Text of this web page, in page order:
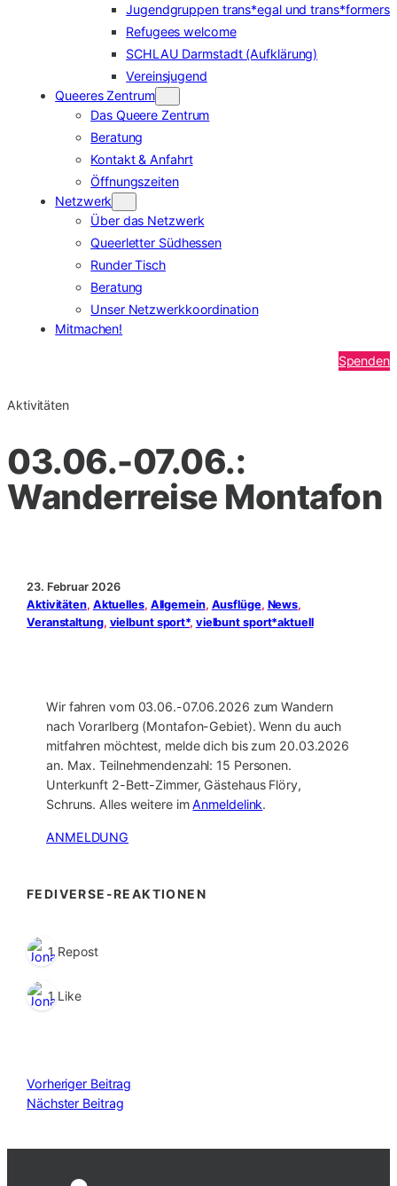
Jugendgruppen trans*egal und trans*formers
Refugees welcome
SCHLAU Darmstadt (Aufklärung)
Vereinsjugend
Queeres Zentrum
Das Queere Zentrum
Beratung
Kontakt & Anfahrt
Öffnungszeiten
Netzwerk
Über das Netzwerk
Queerletter Südhessen
Runder Tisch
Beratung
Unser Netzwerkkoordination
Mitmachen!
Spenden
Aktivitäten
03.06.-07.06.:
Wanderreise Montafon
23. Februar 2026
Aktivitäten, Aktuelles, Allgemein, Ausflüge, News
Veranstaltung, vielbunt sport*, vielbunt sport*aktuell
Wir fahren vom 03.06.-07.06.2026 zum Wandern
nach Vorarlberg (Montafon-Gebiet). Wenn du auch
mitfahren möchtest, melde dich bis zum 20.03.2026
an. Max. Teilnehmendenzahl: 15 Personen.
Unterkunft 2-Bett-Zimmer, Gästehaus Flöry,
Schruns. Alles weitere imAnmeldelink.
ANMELDUNG
FEDIVERSE-REAKTIONEN
1 Repost
1 Like
Vorheriger Beitrag
Nächster Beitrag